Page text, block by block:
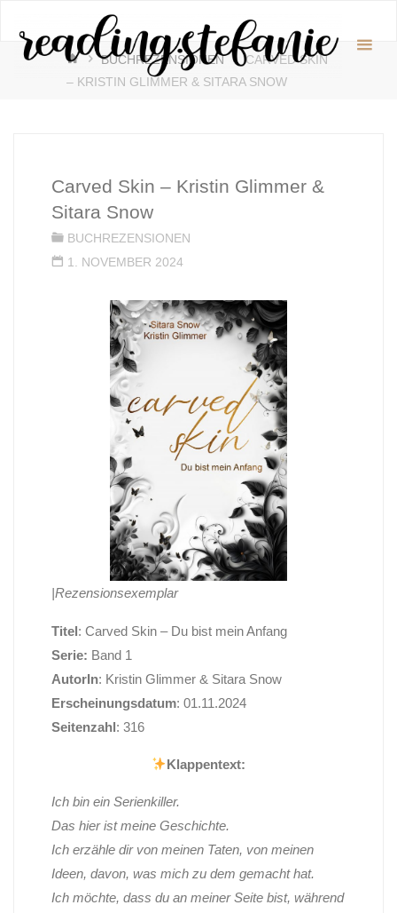
Inhalt
springen
♥️
STARTBUCHREZENSIONEN
CARVED SKIN
– KRISTIN GLIMMER & SITARA SNOW
Carved Skin – Kristin Glimmer &
Sitara Snow
BUCHREZENSIONEN
1. NOVEMBER 2024
|Rezensionsexemplar
Titel: Carved Skin – Du bist mein Anfang
Serie: Band 1
AutorIn: Kristin Glimmer & Sitara Snow
Erscheinungsdatum: 01.11.2024
Seitenzahl: 316
Klappentext:
Ich bin ein Serienkiller.
Das hier ist meine Geschichte.
Ich erzähle dir von meinen Taten, von meinen
Ideen, davon, was mich zu dem gemacht hat.
Ich möchte, dass du an meiner Seite bist, während